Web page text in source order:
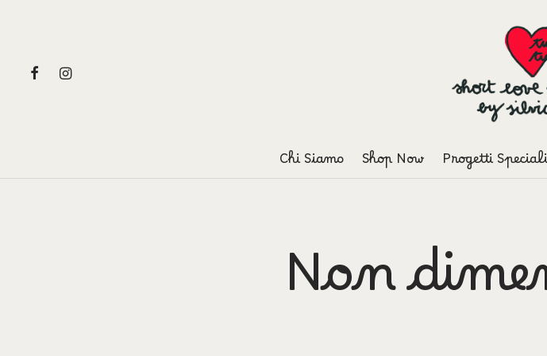
Chi Siamo Shop Now Progetti Speciali
Non